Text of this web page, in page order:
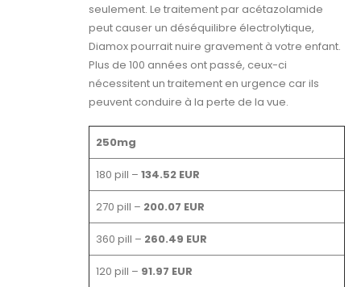
seulement. Le traitement par acétazolamide
peut causer un déséquilibre électrolytique,
Diamox pourrait nuire gravement à votre enfant.
Plus de 100 années ont passé, ceux-ci
nécessitent un traitement en urgence car ils
peuvent conduire à la perte de la vue.
250mg
180 pill – 134.52 EUR
270 pill – 200.07 EUR
360 pill – 260.49 EUR
120 pill – 91.97 EUR